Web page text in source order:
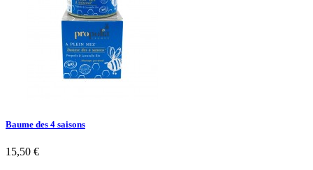
Baume des 4 saisons
15,50 €